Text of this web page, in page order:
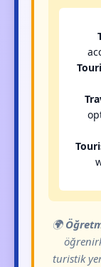
🌍
turistik